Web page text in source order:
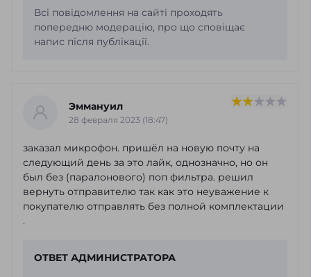
Всі повідомлення на сайті проходять
попередню модерацію, про що сповіщає
напис після публікації.
Эммануил
28 февраля 2023 (18:47)
заказал микрофон. пришёл на новую почту на
следующий день за это лайк, однозначно, но он
был без (паралонового) поп фильтра. решил
вернуть отправителю так как это неуважение к
покупателю отправлять без полной комплектации
.
ОТВЕТ АДМИНИСТРАТОРА